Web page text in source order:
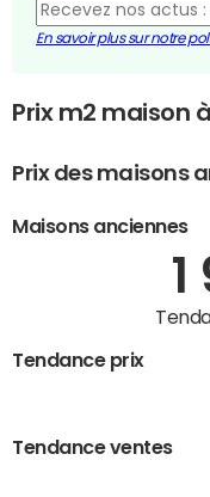
En savoir plus sur notre
Prix m2 maison
Prix des maisons
Maisons anciennes
1
Tendance prix
Tendance ventes